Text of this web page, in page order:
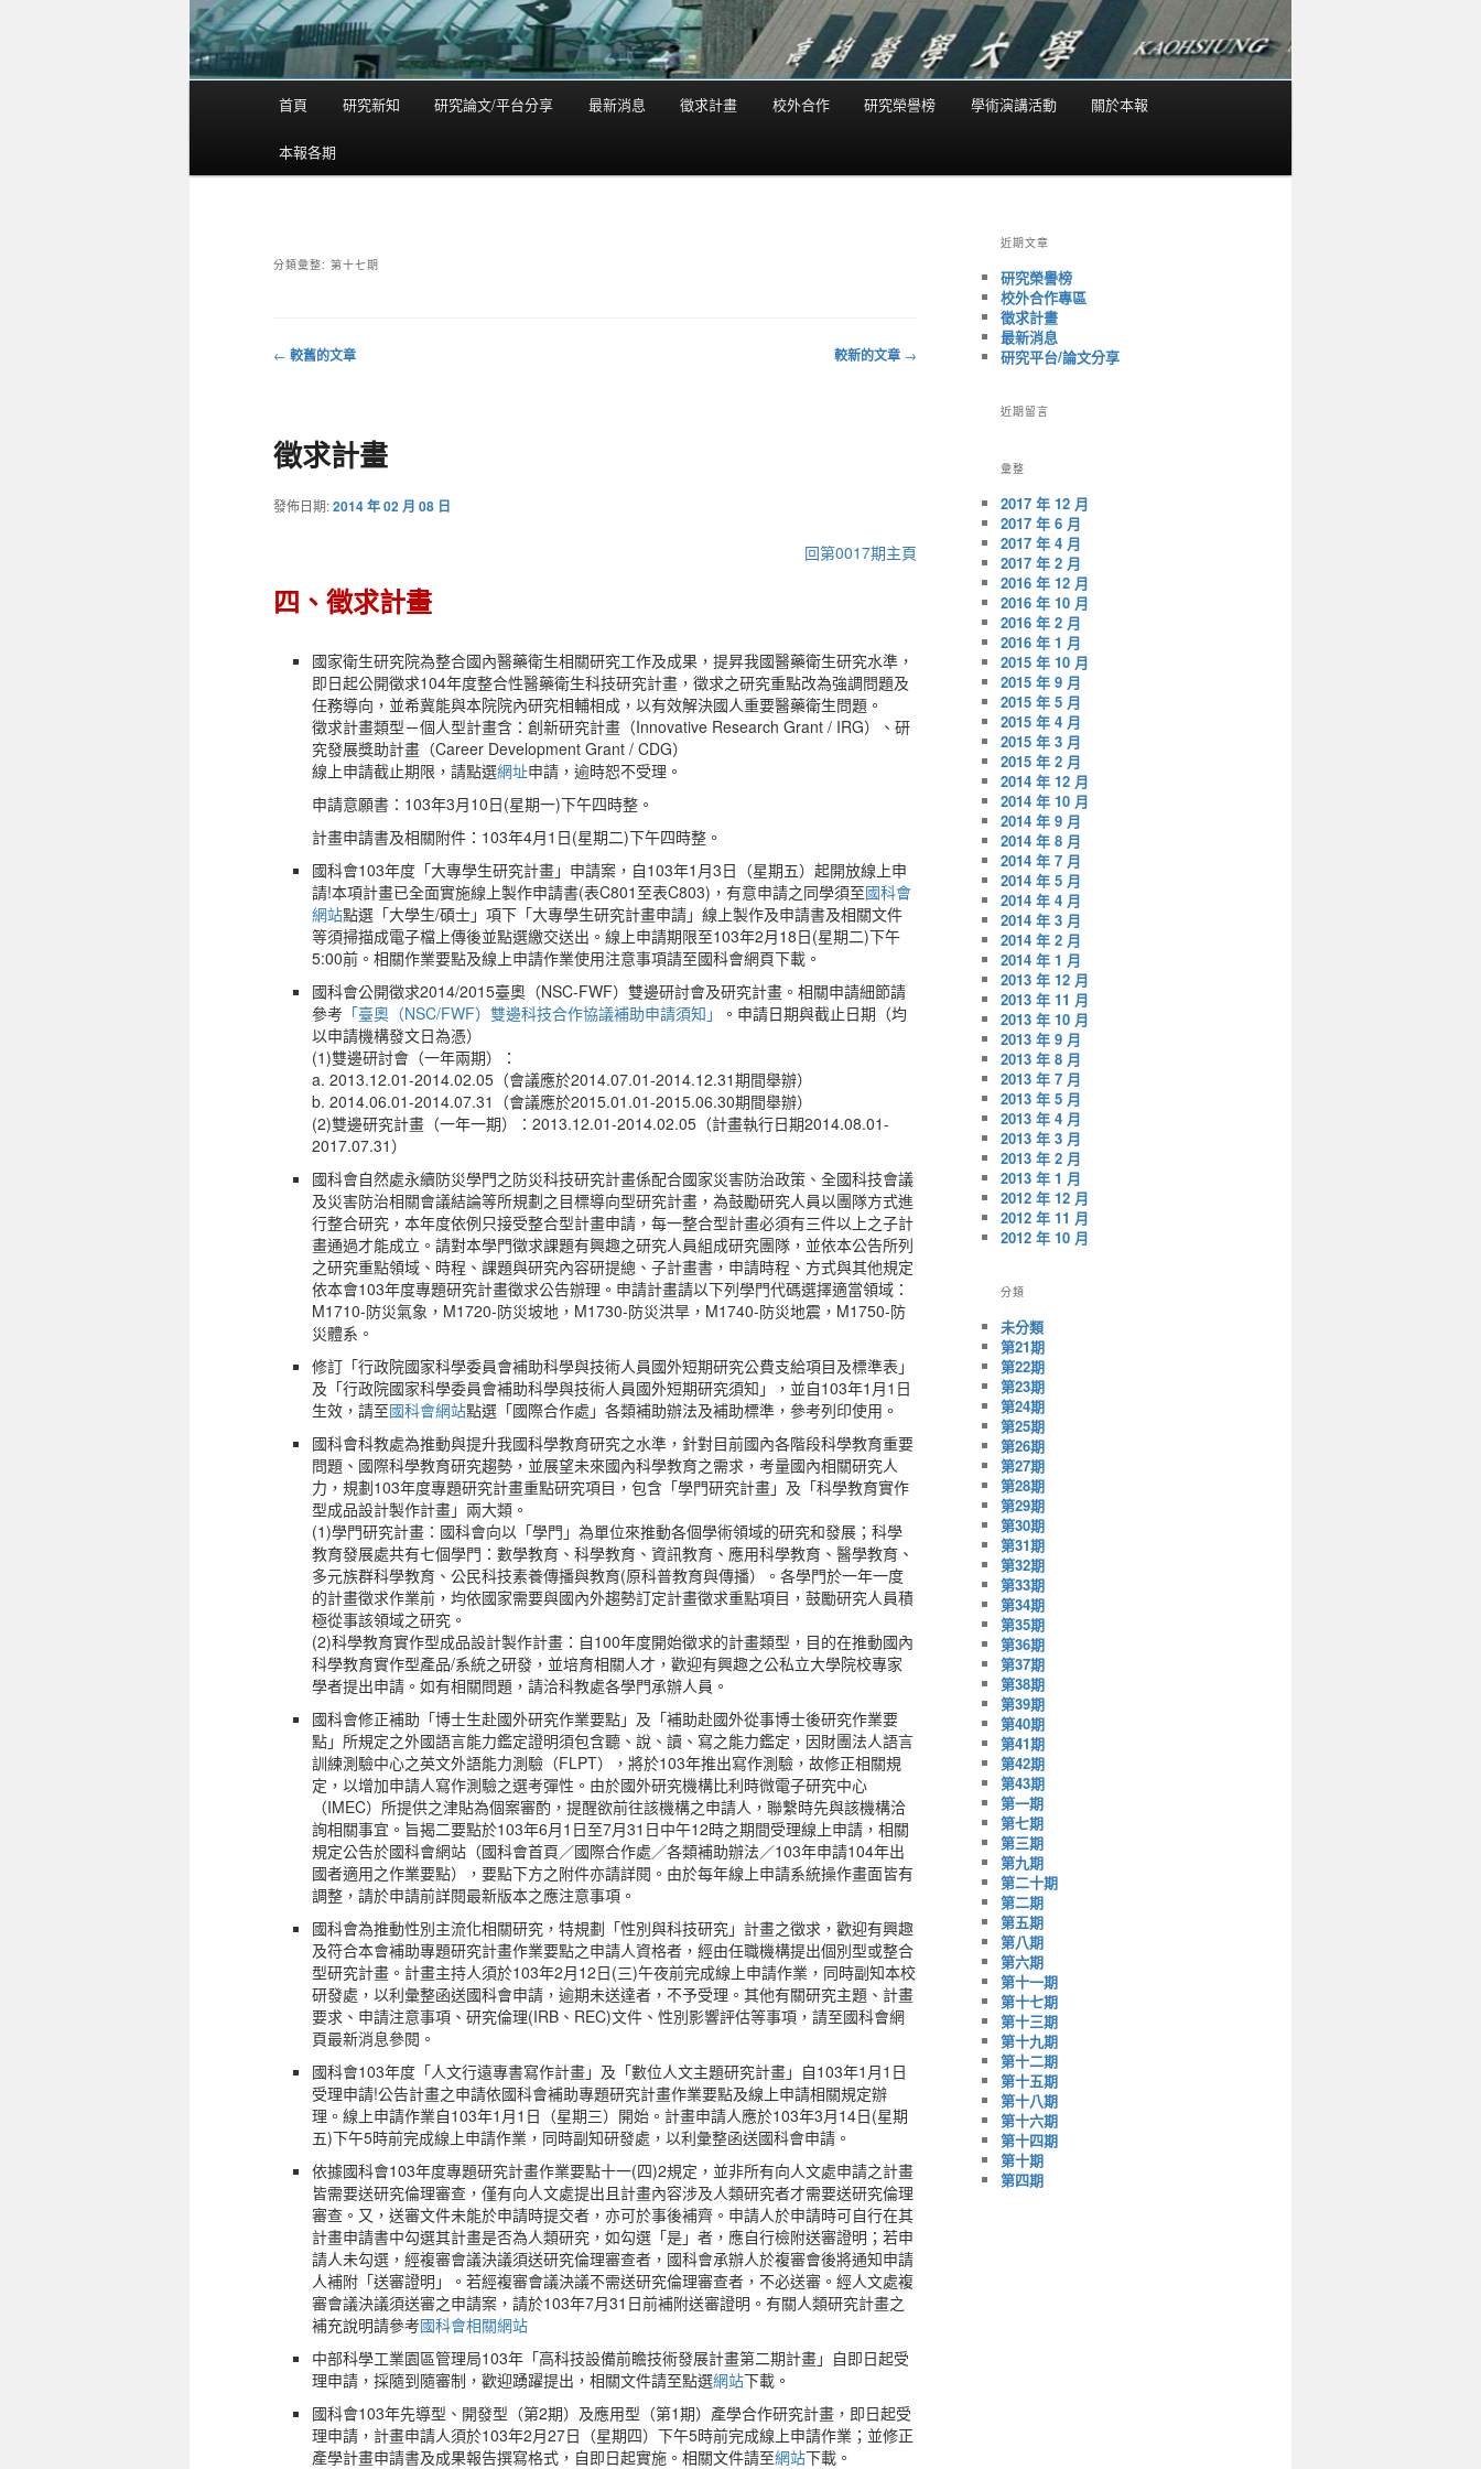
選
首頁 研究新知 研究論文/平台分享 最新消息 徵求計畫 校外合作 研究榮譽榜 學術演講活動 關於本報
本報各期
分類彙整: 第十七期
導
覽
← 較舊的文章 較新的文章 →
徵求計畫
發佈日期:2014 年 02 月 08 日
回第0017期主頁
四、徵求計畫
國家衛生研究院為整合國內醫藥衛生相關研究工作及成果，提昇我國醫藥衛生研究水準，
即日起公開徵求104年度整合性醫藥衛生科技研究計畫，徵求之研究重點改為強調問題及
任務導向，並希冀能與本院院內研究相輔相成，以有效解決國人重要醫藥衛生問題。
徵求計畫類型－個人型計畫含：創新研究計畫（Innovative Research Grant / IRG）、研
究發展獎助計畫（Career Development Grant / CDG）
線上申請截止期限，請點選網址申請，逾時恕不受理。
申請意願書：103年3月10日(星期一)下午四時整。
計畫申請書及相關附件：103年4月1日(星期二)下午四時整。
國科會103年度「大專學生研究計畫」申請案，自103年1月3日（星期五）起開放線上申
請!本項計畫已全面實施線上製作申請書(表C801至表C803)，有意申請之同學須至國科會
網站點選「大學生/碩士」項下「大專學生研究計畫申請」線上製作及申請書及相關文件
等須掃描成電子檔上傳後並點選繳交送出。線上申請期限至103年2月18日(星期二)下午
5:00前。相關作業要點及線上申請作業使用注意事項請至國科會網頁下載。
國科會公開徵求2014/2015臺奧（NSC-FWF）雙邊研討會及研究計畫。相關申請細節請
參考 「臺奧（NSC/FWF）雙邊科技合作協議補助申請須知」
。申請日期與截止日期（均
以申請機構發文日為憑）
(1)雙邊研討會（一年兩期）：
a. 2013.12.01-2014.02.05（會議應於2014.07.01-2014.12.31期間舉辦）
b. 2014.06.01-2014.07.31（會議應於2015.01.01-2015.06.30期間舉辦）
(2)雙邊研究計畫（一年一期）：2013.12.01-2014.02.05（計畫執行日期2014.08.01-
2017.07.31）
國科會自然處永續防災學門之防災科技研究計畫係配合國家災害防治政策、全國科技會議
及災害防治相關會議結論等所規劃之目標導向型研究計畫，為鼓勵研究人員以團隊方式進
行整合研究，本年度依例只接受整合型計畫申請，每一整合型計畫必須有三件以上之子計
畫通過才能成立。請對本學門徵求課題有興趣之研究人員組成研究團隊，並依本公告所列
之研究重點領域、時程、課題與研究內容研提總、子計畫書，申請時程、方式與其他規定
依本會103年度專題研究計畫徵求公告辦理。申請計畫請以下列學門代碼選擇適當領域：
M1710-防災氣象，M1720-防災坡地，M1730-防災洪旱，M1740-防災地震，M1750-防
災體系。
修訂「行政院國家科學委員會補助科學與技術人員國外短期研究公費支給項目及標準表」
及「行政院國家科學委員會補助科學與技術人員國外短期研究須知」，並自103年1月1日
生效，請至國科會網站點選「國際合作處」各類補助辦法及補助標準，參考列印使用。
國科會科教處為推動與提升我國科學教育研究之水準，針對目前國內各階段科學教育重要
問題、國際科學教育研究趨勢，並展望未來國內科學教育之需求，考量國內相關研究人
力，規劃103年度專題研究計畫重點研究項目，包含「學門研究計畫」及「科學教育實作
型成品設計製作計畫」兩大類。
(1)學門研究計畫：國科會向以「學門」為單位來推動各個學術領域的研究和發展；科學
教育發展處共有七個學門：數學教育、科學教育、資訊教育、應用科學教育、醫學教育、
多元族群科學教育、公民科技素養傳播與教育(原科普教育與傳播）。各學門於一年一度
的計畫徵求作業前，均依國家需要與國內外趨勢訂定計畫徵求重點項目，鼓勵研究人員積
極從事該領域之研究。
(2)科學教育實作型成品設計製作計畫：自100年度開始徵求的計畫類型，目的在推動國內
科學教育實作型產品/系統之研發，並培育相關人才，歡迎有興趣之公私立大學院校專家
學者提出申請。如有相關問題，請洽科教處各學門承辦人員。
國科會修正補助「博士生赴國外研究作業要點」及「補助赴國外從事博士後研究作業要
點」所規定之外國語言能力鑑定證明須包含聽、說、讀、寫之能力鑑定，因財團法人語言
訓練測驗中心之英文外語能力測驗（FLPT），將於103年推出寫作測驗，故修正相關規
定，以增加申請人寫作測驗之選考彈性。由於國外研究機構比利時微電子研究中心
（IMEC）所提供之津貼為個案審酌，提醒欲前往該機構之申請人，聯繫時先與該機構洽
詢相關事宜。旨揭二要點於103年6月1日至7月31日中午12時之期間受理線上申請，相關
規定公告於國科會網站（國科會首頁／國際合作處／各類補助辦法／103年申請104年出
國者適用之作業要點），要點下方之附件亦請詳閱。由於每年線上申請系統操作畫面皆有
調整，請於申請前詳閱最新版本之應注意事項。
國科會為推動性別主流化相關研究，特規劃「性別與科技研究」計畫之徵求，歡迎有興趣
及符合本會補助專題研究計畫作業要點之申請人資格者，經由任職機構提出個別型或整合
型研究計畫。計畫主持人須於103年2月12日(三)午夜前完成線上申請作業，同時副知本校
研發處，以利彙整函送國科會申請，逾期未送達者，不予受理。其他有關研究主題、計畫
要求、申請注意事項、研究倫理(IRB、REC)文件、性別影響評估等事項，請至國科會網
頁最新消息參閱。
國科會103年度「人文行遠專書寫作計畫」及「數位人文主題研究計畫」自103年1月1日
受理申請!公告計畫之申請依國科會補助專題研究計畫作業要點及線上申請相關規定辦
理。線上申請作業自103年1月1日（星期三）開始。計畫申請人應於103年3月14日(星期
五)下午5時前完成線上申請作業，同時副知研發處，以利彙整函送國科會申請。
依據國科會103年度專題研究計畫作業要點十一(四)2規定，並非所有向人文處申請之計畫
皆需要送研究倫理審查，僅有向人文處提出且計畫內容涉及人類研究者才需要送研究倫理
審查。又，送審文件未能於申請時提交者，亦可於事後補齊。申請人於申請時可自行在其
計畫申請書中勾選其計畫是否為人類研究，如勾選「是」者，應自行檢附送審證明；若申
請人未勾選，經複審會議決議須送研究倫理審查者，國科會承辦人於複審會後將通知申請
人補附「送審證明」。若經複審會議決議不需送研究倫理審查者，不必送審。經人文處複
審會議決議須送審之申請案，請於103年7月31日前補附送審證明。有關人類研究計畫之
補充說明請參考國科會相關網站
中部科學工業園區管理局103年「高科技設備前瞻技術發展計畫第二期計畫」自即日起受
理申請，採隨到隨審制，歡迎踴躍提出，相關文件請至點選網站下載。
國科會103年先導型、開發型（第2期）及應用型（第1期）產學合作研究計畫，即日起受
理申請，計畫申請人須於103年2月27日（星期四）下午5時前完成線上申請作業；並修正
產學計畫申請書及成果報告撰寫格式，自即日起實施。相關文件請至網站下載。
近期文章
研究榮譽榜
校外合作專區
徵求計畫
最新消息
研究平台/論文分享
近期留言
彙整
2017 年 12 月
2017 年 6 月
2017 年 4 月
2017 年 2 月
2016 年 12 月
2016 年 10 月
2016 年 2 月
2016 年 1 月
2015 年 10 月
2015 年 9 月
2015 年 5 月
2015 年 4 月
2015 年 3 月
2015 年 2 月
2014 年 12 月
2014 年 10 月
2014 年 9 月
2014 年 8 月
2014 年 7 月
2014 年 5 月
2014 年 4 月
2014 年 3 月
2014 年 2 月
2014 年 1 月
2013 年 12 月
2013 年 11 月
2013 年 10 月
2013 年 9 月
2013 年 8 月
2013 年 7 月
2013 年 5 月
2013 年 4 月
2013 年 3 月
2013 年 2 月
2013 年 1 月
2012 年 12 月
2012 年 11 月
2012 年 10 月
分類
未分類
第21期
第22期
第23期
第24期
第25期
第26期
第27期
第28期
第29期
第30期
第31期
第32期
第33期
第34期
第35期
第36期
第37期
第38期
第39期
第40期
第41期
第42期
第43期
第一期
第七期
第三期
第九期
第二十期
第二期
第五期
第八期
第六期
第十一期
第十七期
第十三期
第十九期
第十二期
第十五期
第十八期
第十六期
第十四期
第十期
第四期